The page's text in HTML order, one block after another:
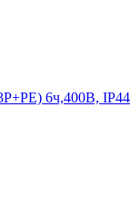
6ч,400В, IP44